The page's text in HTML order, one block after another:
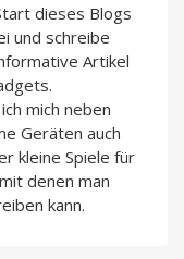
dieses Blogs
und schreibe
Artikel
mich neben
Geräten auch
kleine Spiele für
denen man
kann.